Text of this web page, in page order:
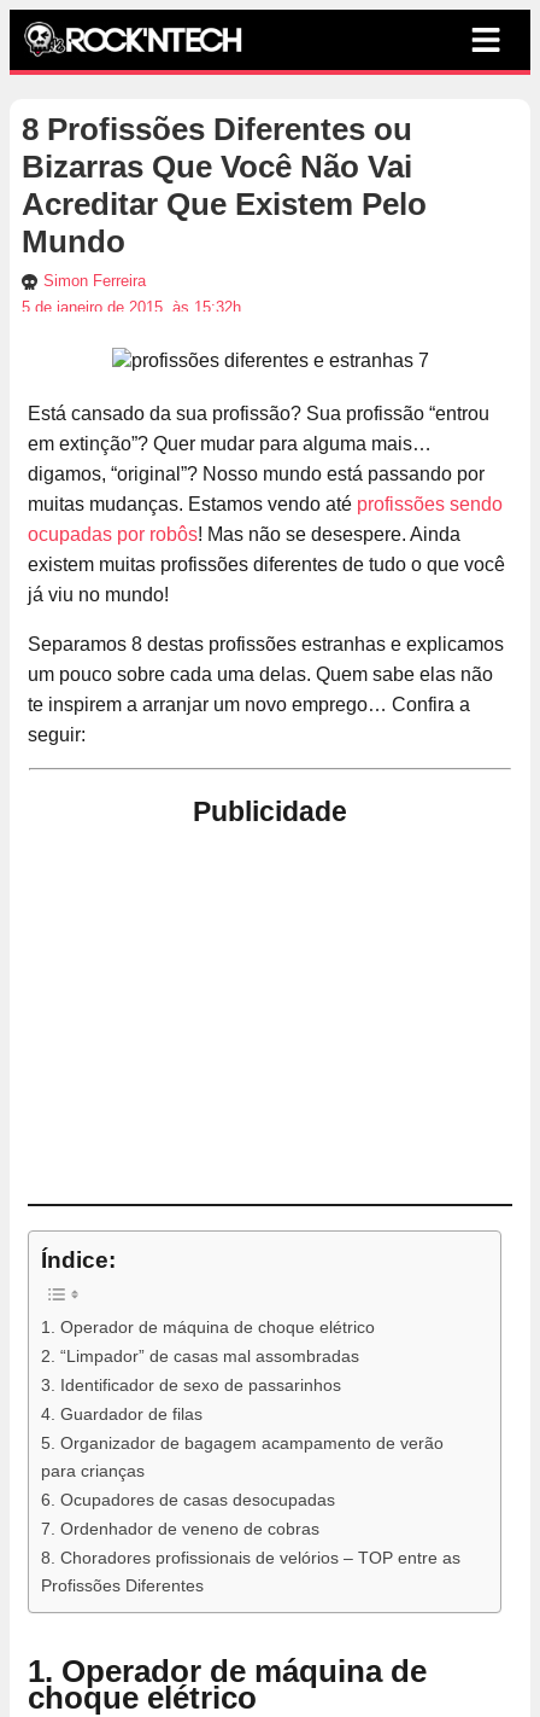
8 Profissões Diferentes ou
Bizarras Que Você Não Vai
Acreditar Que Existem Pelo
Mundo
Simon Ferreira
5 de janeiro de 2015, às 15:32h
Está cansado da sua profissão? Sua profissão “entrou
em extinção”? Quer mudar para alguma mais…
digamos, “original”? Nosso mundo está passando por
muitas mudanças. Estamos vendo até profissões sendo
ocupadas por robôs! Mas não se desespere. Ainda
existem muitas profissões diferentes de tudo o que você
já viu no mundo!
Separamos 8 destas profissões estranhas e explicamos
um pouco sobre cada uma delas. Quem sabe elas não
te inspirem a arranjar um novo emprego… Confira a
seguir:
Publicidade
Índice:
1. Operador de máquina de choque elétrico
2. “Limpador” de casas mal assombradas
3. Identificador de sexo de passarinhos
4. Guardador de filas
5. Organizador de bagagem acampamento de verão
para crianças
6. Ocupadores de casas desocupadas
7. Ordenhador de veneno de cobras
8. Choradores profissionais de velórios – TOP entre as
Profissões Diferentes
1. Operador de máquina de
choque elétrico